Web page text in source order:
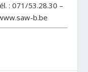
: 071/53.28.30 –
b.be